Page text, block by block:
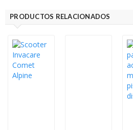
PRODUCTOS RELACIONADOS